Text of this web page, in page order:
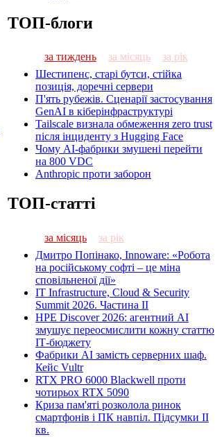
ТОП-блоги
за тиждень за місяць
за рік
Шестипенс, старі бутси, стійка
позиція, доречні сервери
П'ять рубежів. Сценарії застосування
GenAI в кіберінфраструктурі
Tailscale визнала обмеження zero trust
після інциденту з Hugging Face
Чому AI-фабрики змушені перейти
на 800 VDC
Anthropic проти заборон
ТОП-статті
за місяць
за рік
Дмитро Попінако, Innoware: «Робота
на російському софті – це міна
сповільненої дії»
IT Infrastructure, Cloud & Security
Summit 2026. Частина ІІ
HPE Discover 2026: агентний AI
змушує переосмислити кожну статтю
ІТ-бюджету
Фабрики AI замість серверних шаф.
Кейс Vultr
RTX PRO 6000 Blackwell проти
чотирьох RTX 5090
Криза пам'яті розколола ринок
смартфонів і ПК навпіл. Підсумки ІІ
кв.